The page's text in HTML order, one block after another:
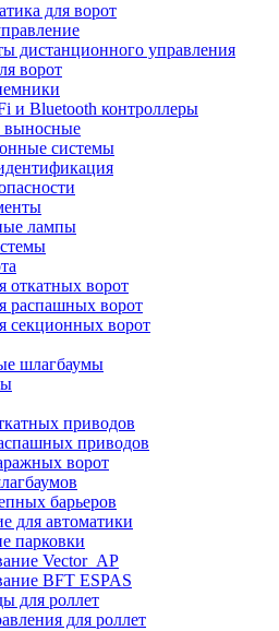
для ворот
дистанционного управления
ворот
и Bluetooth контроллеры
системы
лампы
откатных ворот
распашных ворот
секционных ворот
шлагбаумы
приводов
приводов
ворот
барьеров
для автоматики
парковки
Vector_AP
BFT ESPAS
для роллет
для роллет